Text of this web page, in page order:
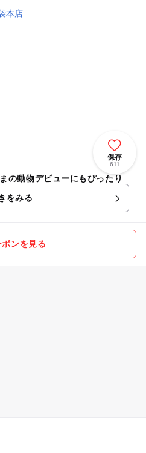
保存
611
の動物デビューにもぴったり
をみる
ポンを見る